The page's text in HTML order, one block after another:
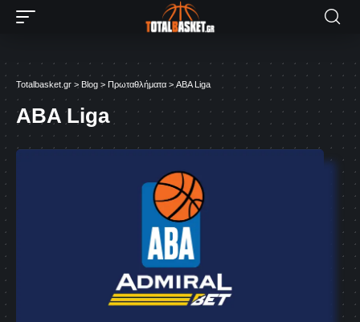
Totalbasket.gr > Blog > Πρωταθλήματα > ABA Liga
ABA Liga